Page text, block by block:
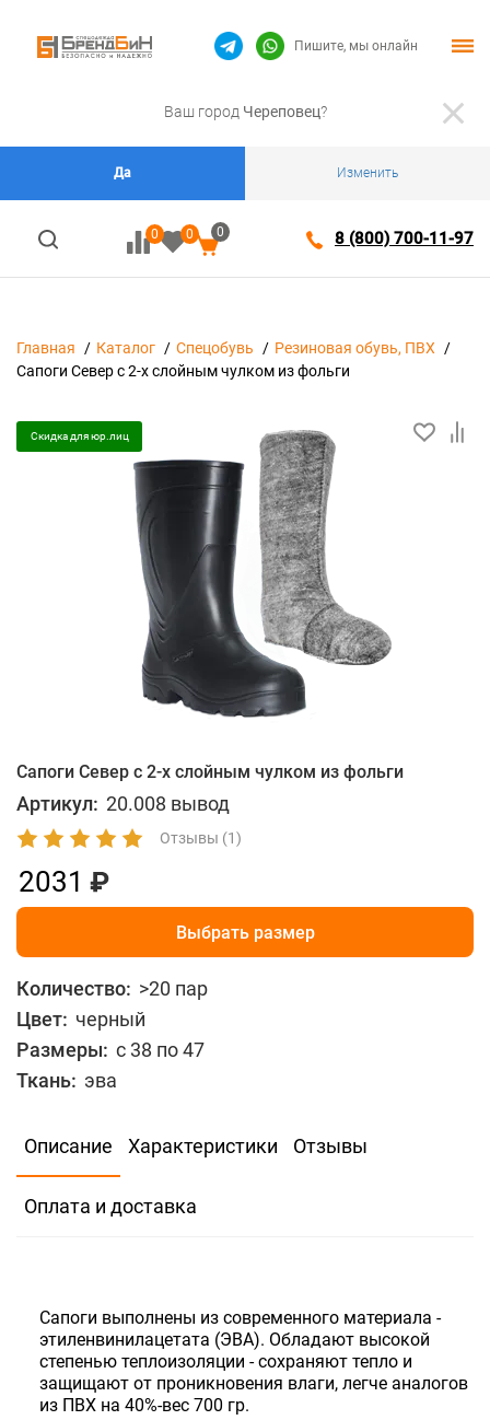
Ваш город Череповец?
Да Изменить
0 0 0 8 (800) 700-11-97
Пишите, мы онлайн
Главная Каталог Спецобувь
Резиновая обувь, ПВХ
Сапоги Север с 2-х слойным чулком из фольги
Скидка для юр.лиц
Сапоги Север с 2-х слойным чулком из фольги
Артикул: 20.008 вывод
Отзывы (1)
2031
Выбрать размер
Количество: >20 пар
Цвет: черный
Размеры: с 38 по 47
Ткань: эва
2031
Описание Характеристики Отзывы
Оплата и доставка
Сапоги выполнены из современного материала -
этиленвинилацетата (ЭВА). Обладают высокой
степенью теплоизоляции - сохраняют тепло и
защищают от проникновения влаги, легче аналогов
из ПВХ на 40%-вес 700 гр.